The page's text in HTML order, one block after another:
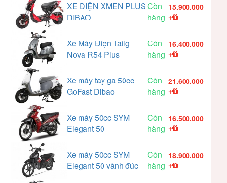
XE ĐIỆN XMEN PLUS
DIBAO
Còn
hàng
15.900.000
+
Xe Máy Điện Tailg
Nova R54 Plus
Còn
hàng
16.400.000
+
Xe máy tay ga 50cc
GoFast Dibao
Còn
hàng
21.600.000
+
Xe máy 50cc SYM
Elegant 50
Còn
hàng
16.500.000
+
Xe máy 50cc SYM
Elegant 50 vành đúc
Còn
hàng
18.900.000
+